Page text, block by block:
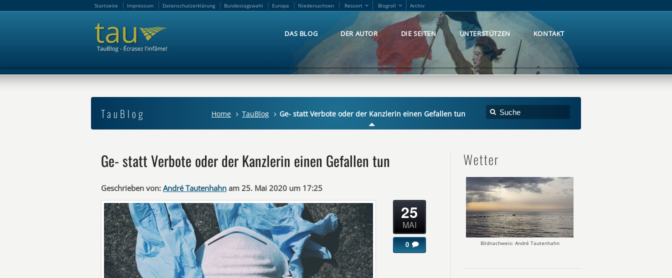
Startseite Impressum Datenschutzerklärung Bundestagswahl Europa Niedersachsen Ressort Blogroll Archiv
DAS BLOG DER AUTOR DIE SEITEN UNTERSTÜTZEN KONTAKT
TauBlog Home TauBlog Ge- statt Verbote oder der Kanzlerin einen Gefallen tun
Ge- statt Verbote oder der Kanzlerin einen Gefallen tun
Geschrieben von: André Tautenhahn am 25. Mai 2020 um 17:25
25
MAI
0
Wetter
Bildnachweis: André Tautenhahn
Startseite Impressum Datenschutzerklärung Bundestagswahl Europa Niedersachsen Ressort Blogroll Archiv
DAS BLOG DER AUTOR DIE SEITEN UNTERSTÜTZEN KONTAKT